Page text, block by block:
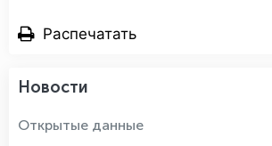
Распечатать
Новости
Открытые данные